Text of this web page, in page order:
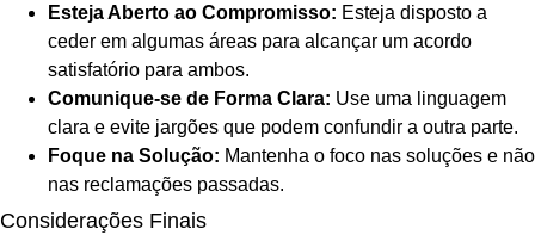
Esteja Aberto ao Compromisso: Esteja disposto a
ceder em algumas áreas para alcançar um acordo
satisfatório para ambos.
Comunique-se de Forma Clara: Use uma linguagem
clara e evite jargões que podem confundir a outra parte.
Foque na Solução: Mantenha o foco nas soluções e não
nas reclamações passadas.
Considerações Finais